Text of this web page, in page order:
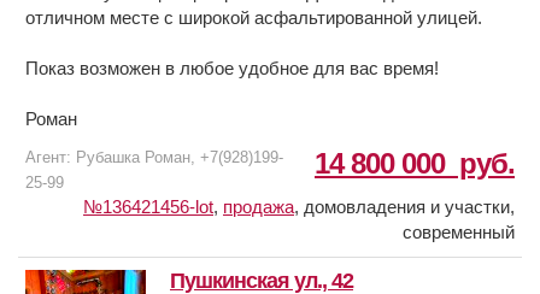
школы , дет. садики , пл. 2 Пятилетки ,
ДГТУ , РИЖТ , магазины все в шаговой
доступности .
Вся мебель , кухня и бытовая техника
Покажем в любое удобное для Вас
отличном месте с широкой асфальтированной улицей.
Показ возможен в любое удобное для вас время!
Роман
14 800 000 руб.
Агент: Рубашка Роман, +7(928)199-
25-99
№136421456-lot, продажа, домовладения и участки,
современный
Пушкинская ул., 42